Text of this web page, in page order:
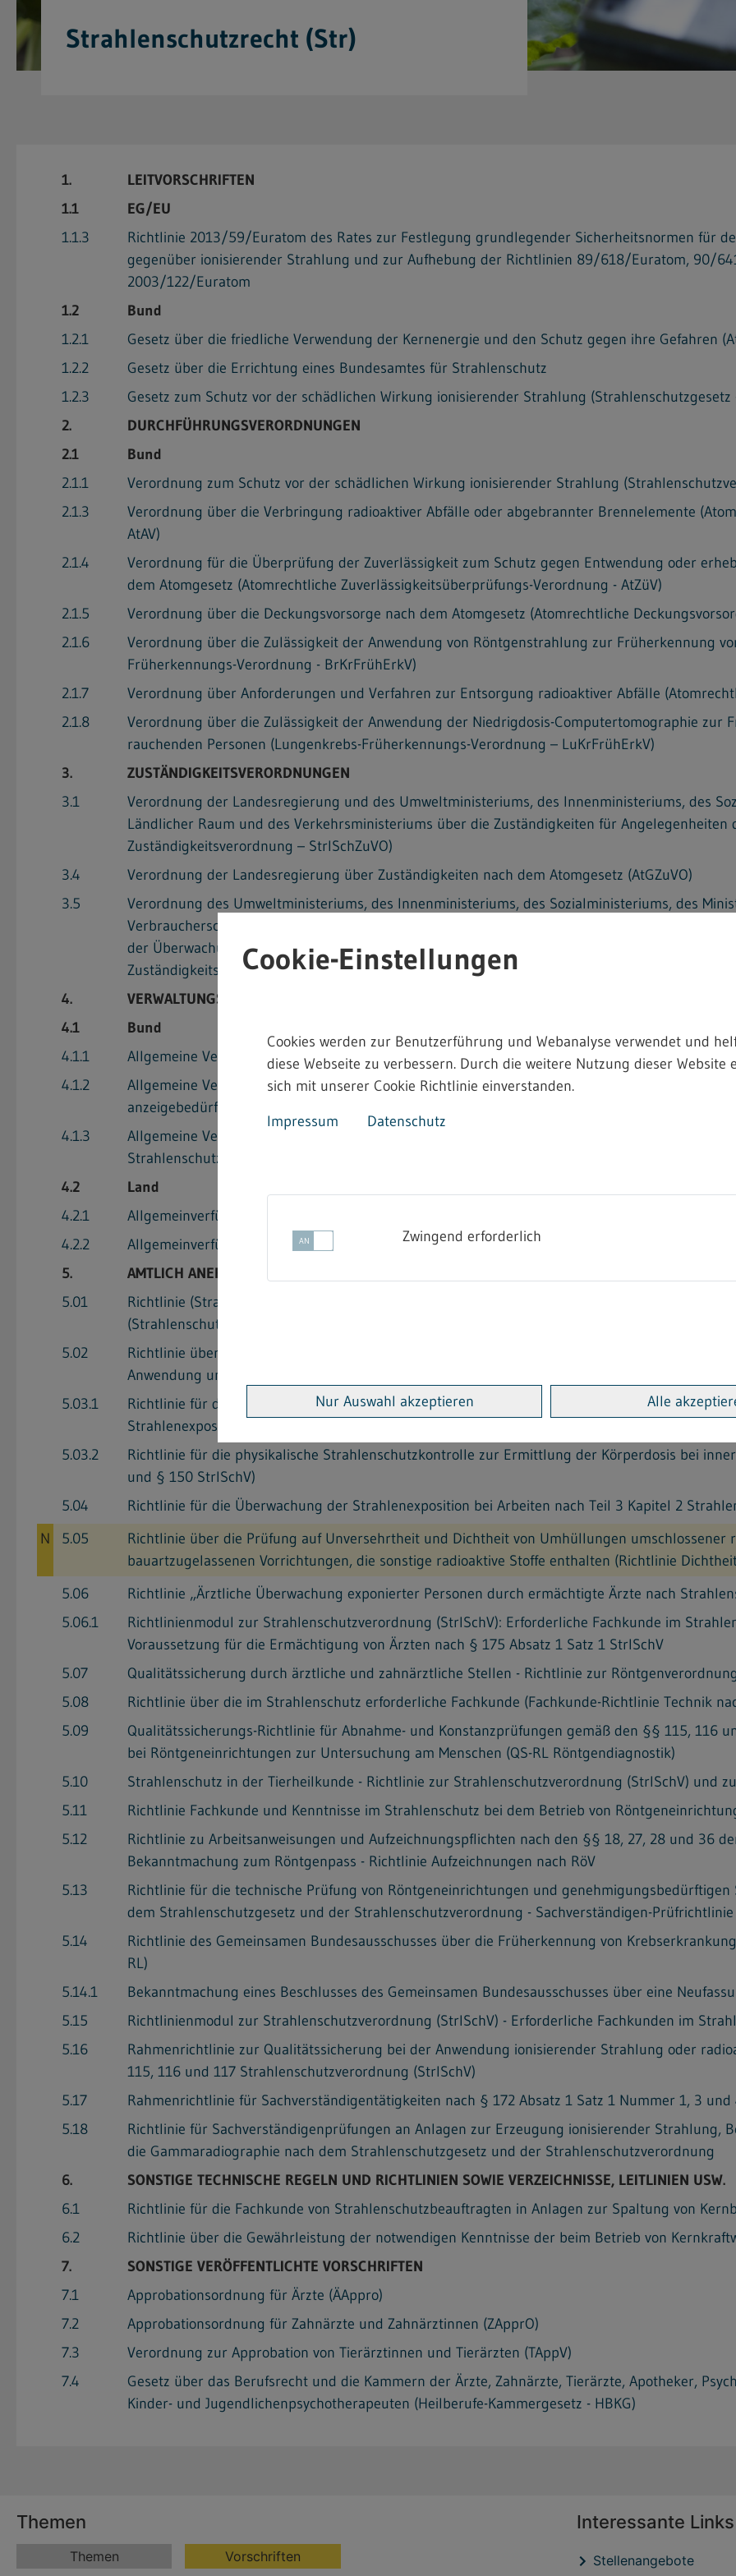
Strahlenschutzrecht (Str)
1.
LEITVORSCHRIFTEN
1.1
EG/EU
1.1.3
Richtlinie 2013/59/Euratom des Rates zur Festlegung grundlegender Sicherheitsnormen für
gegenüber ionisierender Strahlung und zur Aufhebung der Richtlinien 89/618/Euratom, 90/
2003/122/Euratom
1.2
Bund
1.2.1
Gesetz über die friedliche Verwendung der Kernenergie und den Schutz gegen ihre Gefahren
1.2.2
Gesetz über die Errichtung eines Bundesamtes für Strahlenschutz
1.2.3
Gesetz zum Schutz vor der schädlichen Wirkung ionisierender Strahlung (Strahlenschutzgesetz
2.
DURCHFÜHRUNGSVERORDNUNGEN
2.1
Bund
2.1.1
Verordnung zum Schutz vor der schädlichen Wirkung ionisierender Strahlung
2.1.3
Verordnung über die Verbringung radioaktiver Abfälle oder abgebrannter Brennelemente
AtAV)
2.1.4
Verordnung für die Überprüfung der Zuverlässigkeit zum Schutz gegen Entwendung oder
dem Atomgesetz (Atomrechtliche Zuverlässigkeitsüberprüfungs-Verordnung - AtZüV)
2.1.5
Verordnung über die Deckungsvorsorge nach dem Atomgesetz (Atomrechtliche
2.1.6
Verordnung über die Zulässigkeit der Anwendung von Röntgenstrahlung zur Früherkennung
Früherkennungs-Verordnung - BrKrFrühErkV)
2.1.7
Verordnung über Anforderungen und Verfahren zur Entsorgung radioaktiver Abfälle
2.1.8
Verordnung über die Zulässigkeit der Anwendung der Niedrigdosis-Computertomographie zur
rauchenden Personen (Lungenkrebs-Früherkennungs-Verordnung – LuKrFrühErkV)
3.
ZUSTÄNDIGKEITSVERORDNUNGEN
3.1
Verordnung der Landesregierung und des Umweltministeriums, des Innenministeriums, des
Ländlicher Raum und des Verkehrsministeriums über die Zuständigkeiten für Angelegenheiten
Zuständigkeitsverordnung – StrlSchZuVO)
3.4
Verordnung der Landesregierung über Zuständigkeiten nach dem Atomgesetz (AtGZuVO)
3.5
Verordnung des Umweltministeriums, des Innenministeriums, des Sozialministeriums, des
Verbraucherschutz und des Verkehrsministeriums über die Zuständigkeiten für den
der Überwachung der Umweltradioaktivität nach dem Strahlenschutzgesetz (Strahlenschutz-
Zuständigkeitsverordnung – StrlNotÜwZuVO)
4.
VERWALTUNGSVORSCHRIFTEN, BEKANNTMACHUNGEN USW.
4.1
Bund
4.1.1
Allgemeine Verwaltungsvorschrift zum Strahlenpass nach § 174 der Strahlenschutzverordnung
4.1.2
Allgemeine Verwaltungsvorschrift zur Ermittlung der Exposition von Einzelpersonen der
anzeigebedürftige Tätigkeiten (AVV Tätigkeiten)
4.1.3
Allgemeine Verwaltungsvorschrift zum Aufsichtsprogramm nach § 180 des
Strahlenschutzverordnung (AVV Aufsichtsprogramm)
4.2
Land
4.2.1
Allgemeinverfügung zur Durchführung von Konstanzprüfungen an Röntgengeräten
4.2.2
Allgemeinverfügung zur Durchführung des Mammographie-Screenings
5.
AMTLICH ANERKANNTE TECHNISCHE REGELN UND RICHTLINIEN
5.01
Richtlinie (Strahlenschutz in der Medizin) zur Verordnung über den Schutz vor Schäden durch
(Strahlenschutzverordnung – StrlSchV)
5.02
Richtlinie über die im Strahlenschutz erforderliche Fachkunde und Kenntnisse beim Betrieb
Anwendung und von genehmigungsbedürftigen Störstrahlern
5.03.1
Richtlinie für die physikalische Strahlenschutzkontrolle zur Ermittlung der Körperdosen; Teil
Strahlenexposition (§§ 40, 41, 42 StrlSchV, § 35 RöV)
5.03.2
Richtlinie für die physikalische Strahlenschutzkontrolle zur Ermittlung der Körperdosis bei
und § 150 StrlSchV)
5.04
Richtlinie für die Überwachung der Strahlenexposition bei Arbeiten nach Teil 3 Kapitel 2
N
5.05
Richtlinie über die Prüfung auf Unversehrtheit und Dichtheit von Umhüllungen umschlossener
bauartzugelassenen Vorrichtungen, die sonstige radioaktive Stoffe enthalten (Richtlinie
5.06
Richtlinie „Ärztliche Überwachung exponierter Personen durch ermächtigte Ärzte nach
5.06.1
Richtlinienmodul zur Strahlenschutzverordnung (StrlSchV): Erforderliche Fachkunde im
Voraussetzung für die Ermächtigung von Ärzten nach § 175 Absatz 1 Satz 1 StrlSchV
5.07
Qualitätssicherung durch ärztliche und zahnärztliche Stellen - Richtlinie zur
5.08
Richtlinie über die im Strahlenschutz erforderliche Fachkunde (Fachkunde-Richtlinie Technik
5.09
Qualitätssicherungs-Richtlinie für Abnahme- und Konstanzprüfungen gemäß den §§ 115, 116
bei Röntgeneinrichtungen zur Untersuchung am Menschen (QS-RL Röntgendiagnostik)
5.10
Strahlenschutz in der Tierheilkunde - Richtlinie zur Strahlenschutzverordnung (StrlSchV) und
5.11
Richtlinie Fachkunde und Kenntnisse im Strahlenschutz bei dem Betrieb von
5.12
Richtlinie zu Arbeitsanweisungen und Aufzeichnungspflichten nach den §§ 18, 27, 28 und 36
Bekanntmachung zum Röntgenpass - Richtlinie Aufzeichnungen nach RöV
5.13
Richtlinie für die technische Prüfung von Röntgeneinrichtungen und
dem Strahlenschutzgesetz und der Strahlenschutzverordnung - Sachverständigen-Prüfrichtlinie
5.14
Richtlinie des Gemeinsamen Bundesausschusses über die Früherkennung von
RL)
5.14.1
Bekanntmachung eines Beschlusses des Gemeinsamen Bundesausschusses über eine
5.15
Richtlinienmodul zur Strahlenschutzverordnung (StrlSchV) - Erforderliche Fachkunden im
5.16
Rahmenrichtlinie zur Qualitätssicherung bei der Anwendung ionisierender Strahlung oder
115, 116 und 117 Strahlenschutzverordnung (StrlSchV)
5.17
Rahmenrichtlinie für Sachverständigentätigkeiten nach § 172 Absatz 1 Satz 1 Nummer 1, 3 und
5.18
Richtlinie für Sachverständigenprüfungen an Anlagen zur Erzeugung ionisierender Strahlung,
die Gammaradiographie nach dem Strahlenschutzgesetz und der Strahlenschutzverordnung
6.
SONSTIGE TECHNISCHE REGELN UND RICHTLINIEN SOWIE VERZEICHNISSE, LEITLINIEN USW.
6.1
Richtlinie für die Fachkunde von Strahlenschutzbeauftragten in Anlagen zur Spaltung von
6.2
Richtlinie über die Gewährleistung der notwendigen Kenntnisse der beim Betrieb von
7.
SONSTIGE VERÖFFENTLICHTE VORSCHRIFTEN
7.1
Approbationsordnung für Ärzte (ÄAppro)
7.2
Approbationsordnung für Zahnärzte und Zahnärztinnen (ZApprO)
7.3
Verordnung zur Approbation von Tierärztinnen und Tierärzten (TAppV)
7.4
Gesetz über das Berufsrecht und die Kammern der Ärzte, Zahnärzte, Tierärzte, Apotheker,
Kinder- und Jugendlichenpsychotherapeuten (Heilberufe-Kammergesetz - HBKG)
Cookie-Einstellungen
Cookies werden zur Benutzerführung und Webanalyse verwendet und
diese Webseite zu verbessern. Durch die weitere Nutzung dieser Website
sich mit unserer Cookie Richtlinie einverstanden.
Impressum
Datenschutz
Zwingend erforderlich
Nur Auswahl akzeptieren Alle
Themen
Themen Vorschriften
Interessante Links
Stellenangebote